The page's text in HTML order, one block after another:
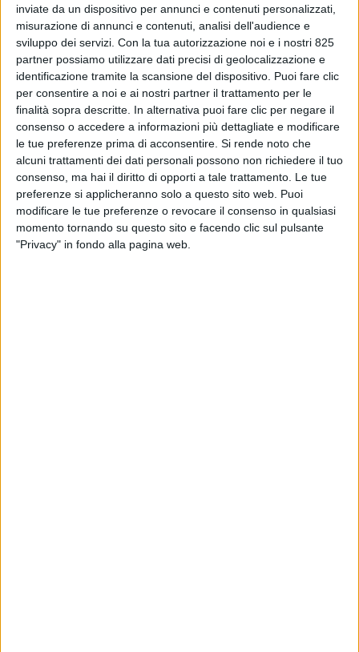
inviate da un dispositivo per annunci e contenuti personalizzati,
misurazione di annunci e contenuti, analisi dell'audience e
sviluppo dei servizi. Con la tua autorizzazione noi e i nostri 825
partner possiamo utilizzare dati precisi di geolocalizzazione e
identificazione tramite la scansione del dispositivo. Puoi fare clic
per consentire a noi e ai nostri partner il trattamento per le
finalità sopra descritte. In alternativa puoi fare clic per negare il
consenso o accedere a informazioni più dettagliate e modificare
le tue preferenze prima di acconsentire. Si rende noto che
alcuni trattamenti dei dati personali possono non richiedere il tuo
consenso, ma hai il diritto di opporti a tale trattamento. Le tue
preferenze si applicheranno solo a questo sito web. Puoi
modificare le tue preferenze o revocare il consenso in qualsiasi
momento tornando su questo sito e facendo clic sul pulsante
"Privacy" in fondo alla pagina web.
“L’esclusione del contributo
all’authority dei trasporti un
aiuto di Stato per
l’autotrasporto”
POLITICA 14 SETTEMBRE 2023